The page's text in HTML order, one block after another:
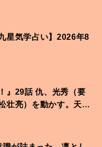
星気学占い】2026年8
』29話 仇、光秀（要
壮亮）を動かす。天下